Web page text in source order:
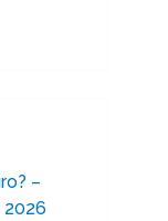
–
2026